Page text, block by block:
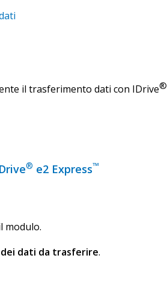
il trasferimento dati con IDrive®
® e2 Express™
modulo.
dati da trasferire.